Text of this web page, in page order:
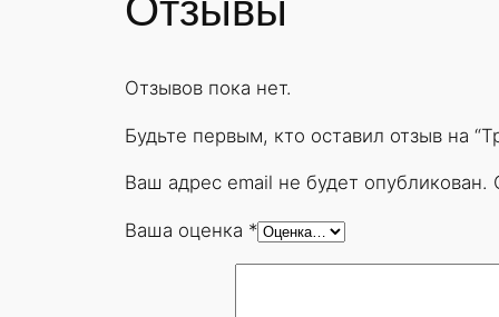
Отзывов пока нет.
Будьте первым, кто оставил отзыв на
Ваш адрес email не будет опубликован.
Ваша оценка *